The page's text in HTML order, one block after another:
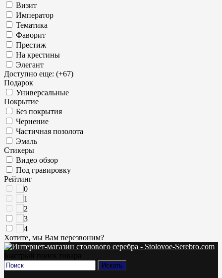
Визит
Император
Тематика
Фаворит
Престиж
На крестины
Элегант
Доступно еще: (+67)
Подарок
Универсальные
Покрытие
Без покрытия
Чернение
Частичная позолота
Эмаль
Стикеры
Видео обзор
Под гравировку
Рейтинг
Хотите, мы Вам перезвоним?